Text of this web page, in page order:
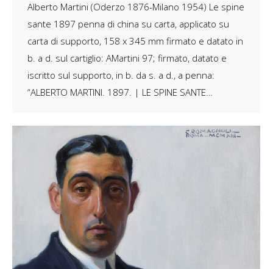
Alberto Martini (Oderzo 1876-Milano 1954) Le spine
sante 1897 penna di china su carta, applicato su
carta di supporto, 158 x 345 mm firmato e datato in
b. a d. sul cartiglio: AMartini 97; firmato, datato e
iscritto sul supporto, in b. da s. a d., a penna:
“ALBERTO MARTINI. 1897. | LE SPINE SANTE…